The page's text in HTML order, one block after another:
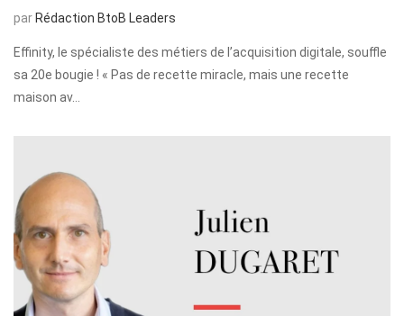
par Rédaction BtoB Leaders
Effinity, le spécialiste des métiers de l’acquisition digitale, souffle
sa 20e bougie ! « Pas de recette miracle, mais une recette
maison av…